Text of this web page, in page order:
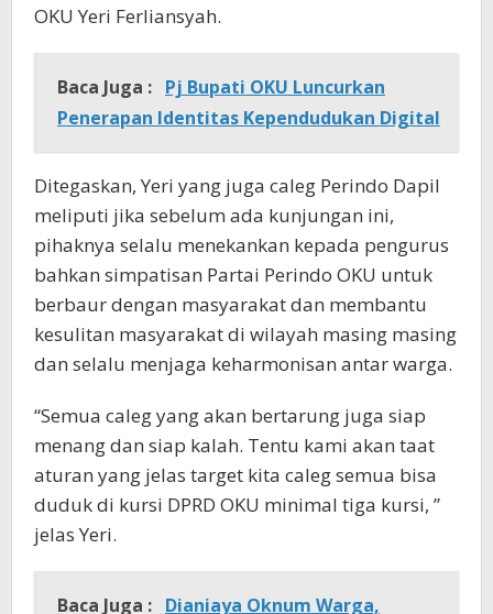
OKU Yeri Ferliansyah.
Baca Juga : Pj Bupati OKU Luncurkan
Penerapan Identitas Kependudukan Digital
Ditegaskan, Yeri yang juga caleg Perindo Dapil
meliputi jika sebelum ada kunjungan ini,
pihaknya selalu menekankan kepada pengurus
bahkan simpatisan Partai Perindo OKU untuk
berbaur dengan masyarakat dan membantu
kesulitan masyarakat di wilayah masing masing
dan selalu menjaga keharmonisan antar warga.
“Semua caleg yang akan bertarung juga siap
menang dan siap kalah. Tentu kami akan taat
aturan yang jelas target kita caleg semua bisa
duduk di kursi DPRD OKU minimal tiga kursi, ”
jelas Yeri.
Baca Juga : Dianiaya Oknum Warga,